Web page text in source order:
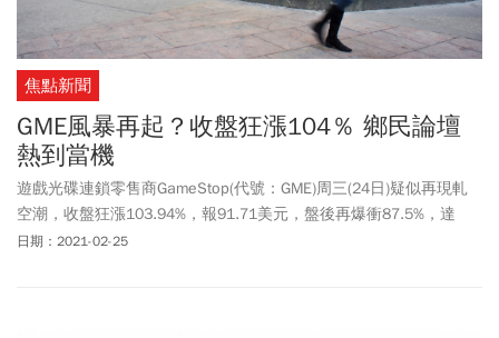
焦點新聞
GME風暴再起？收盤狂漲104％ 鄉民論壇
熱到當機
遊戲光碟連鎖零售商GameStop(代號：GME)周三(24日)疑似再現軋
空潮，收盤狂漲103.94%，報91.71美元，盤後再爆衝87.5%，達
171.96美元，已是周三開盤價44.97美元的3.8倍有餘，最大網路論
日期：2021-02-25